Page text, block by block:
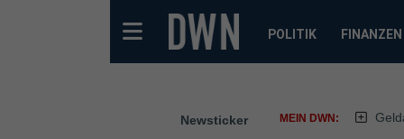
POLITIK FINANZEN
Newsticker MEIN DWN: